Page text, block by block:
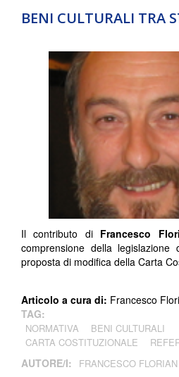
BENI CULTURALI TRA
Il contributo di Francesco
comprensione della
proposta di modifica della Carta
Articolo a cura di: Francesco
TAG:
NORMATIVA
BENI CULTURALI
CARTA COSTITUZIONALE
AUTORE/I: FRANCESCO FLORIAN